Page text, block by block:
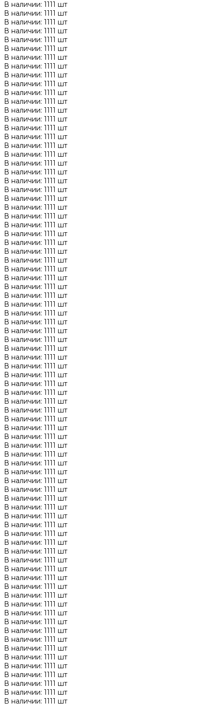
В наличии: 1111 шт
В наличии: 1111 шт
В наличии: 1111 шт
В наличии: 1111 шт
В наличии: 1111 шт
В наличии: 1111 шт
В наличии: 1111 шт
В наличии: 1111 шт
В наличии: 1111 шт
В наличии: 1111 шт
В наличии: 1111 шт
В наличии: 1111 шт
В наличии: 1111 шт
В наличии: 1111 шт
В наличии: 1111 шт
В наличии: 1111 шт
В наличии: 1111 шт
В наличии: 1111 шт
В наличии: 1111 шт
В наличии: 1111 шт
В наличии: 1111 шт
В наличии: 1111 шт
В наличии: 1111 шт
В наличии: 1111 шт
В наличии: 1111 шт
В наличии: 1111 шт
В наличии: 1111 шт
В наличии: 1111 шт
В наличии: 1111 шт
В наличии: 1111 шт
В наличии: 1111 шт
В наличии: 1111 шт
В наличии: 1111 шт
В наличии: 1111 шт
В наличии: 1111 шт
В наличии: 1111 шт
В наличии: 1111 шт
В наличии: 1111 шт
В наличии: 1111 шт
В наличии: 1111 шт
В наличии: 1111 шт
В наличии: 1111 шт
В наличии: 1111 шт
В наличии: 1111 шт
В наличии: 1111 шт
В наличии: 1111 шт
В наличии: 1111 шт
В наличии: 1111 шт
В наличии: 1111 шт
В наличии: 1111 шт
В наличии: 1111 шт
В наличии: 1111 шт
В наличии: 1111 шт
В наличии: 1111 шт
В наличии: 1111 шт
В наличии: 1111 шт
В наличии: 1111 шт
В наличии: 1111 шт
В наличии: 1111 шт
В наличии: 1111 шт
В наличии: 1111 шт
В наличии: 1111 шт
В наличии: 1111 шт
В наличии: 1111 шт
В наличии: 1111 шт
В наличии: 1111 шт
В наличии: 1111 шт
В наличии: 1111 шт
В наличии: 1111 шт
В наличии: 1111 шт
В наличии: 1111 шт
В наличии: 1111 шт
В наличии: 1111 шт
В наличии: 1111 шт
В наличии: 1111 шт
В наличии: 1111 шт
В наличии: 1111 шт
В наличии: 1111 шт
В наличии: 1111 шт
В наличии: 1111 шт